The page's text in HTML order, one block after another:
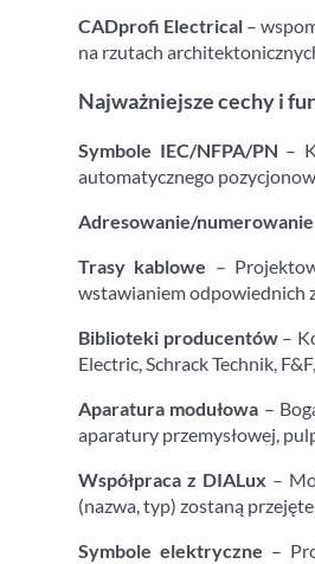
CADprofi Electrical –
na rzutach
Najważniejsze cechy i
Symbole IEC/NFPA/PN –
automatycznego
Adresowanie/numerowanie
Trasy kablowe –
wstawianiem odpowiednich
Biblioteki producentów–
Electric, Schrack Technik,
Aparatura modułowa –
aparatury przemysłowej,
Współpraca z DIALux –
(nazwa, typ) zostaną
Symbole elektryczne –